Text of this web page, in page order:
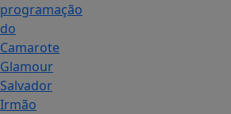
programação
do
Camarote
Glamour
Salvador
Irmão